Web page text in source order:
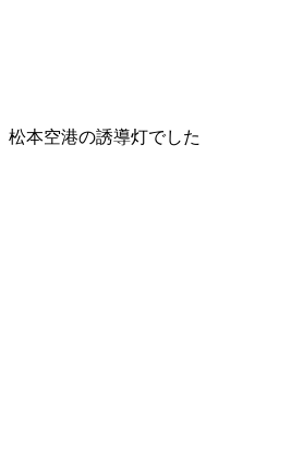
松本空港の誘導灯でした